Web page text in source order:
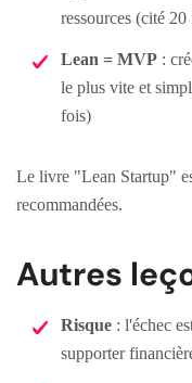
ressources (cité 20
Lean = MVP :
le plus vite et
fois)
Le livre "Lean Startup"
recommandées.
Autres
Risque : l'échec
supporter